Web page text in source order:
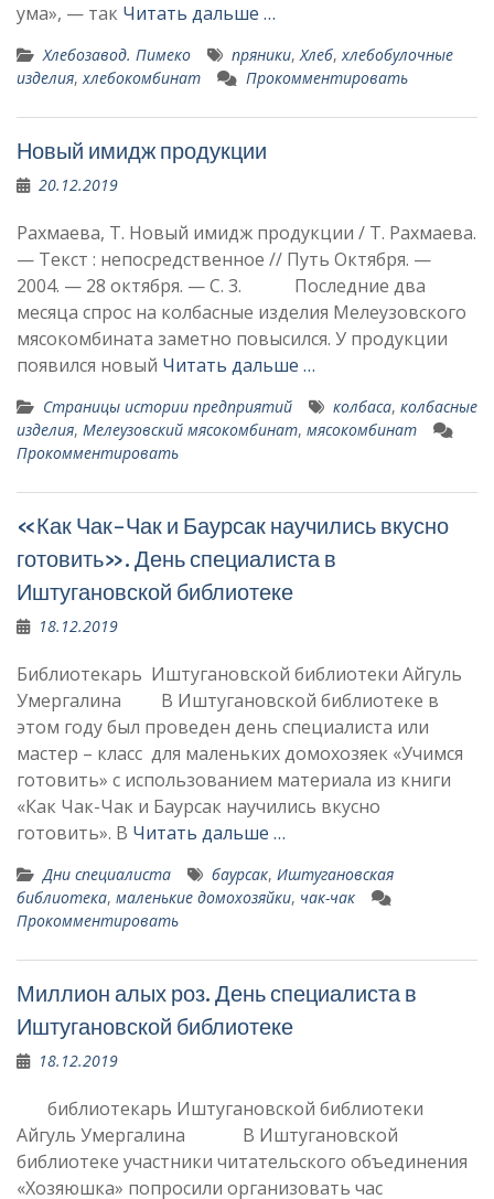
ума», — так Читать дальше …
Хлебозавод. Пимеко пряники,Хлеб,хлебобулочные
изделия,хлебокомбинат Прокомментировать
Новый имидж продукции
20.12.2019
Рахмаева, Т. Новый имидж продукции / Т. Рахмаева.
— Текст : непосредственное // Путь Октября. —
2004. — 28 октября. — С. 3. Последние два
месяца спрос на колбасные изделия Мелеузовского
мясокомбината замет­но повысился. У продукции
по­явился новый Читать дальше …
Страницы истории предприятий колбаса, колбасные
изделия, Мелеузовский мясокомбинат, мясокомбинат
Прокомментировать
«Как Чак-Чак и Баурсак научились вкусно
готовить». День специалиста в
Иштугановской библиотеке
18.12.2019
Библиотекарь Иштугановской библиотеки Айгуль
Умергалина В Иштугановской библиотеке в
этом году был проведен день специалиста или
мастер – класс для маленьких домохозяек «Учимся
готовить» с использованием материала из книги
«Как Чак-Чак и Баурсак научились вкусно
готовить». В Читать дальше …
Дни специалиста баурсак, Иштугановская
библиотека, маленькие домохозяйки, чак-чак
Прокомментировать
Миллион алых роз. День специалиста в
Иштугановской библиотеке
18.12.2019
библиотекарь Иштугановской библиотеки
Айгуль Умергалина В Иштугановской
библиотеке участники читательского объединения
«Хозяюшка» попросили организовать час